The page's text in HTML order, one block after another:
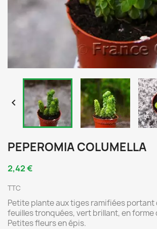

PEPEROMIA COLUMELLA
2,42 €
TTC
Petite plante aux tiges ramifiées
feuilles tronquées, vert brillant, en forme
Petites fleurs en épis.